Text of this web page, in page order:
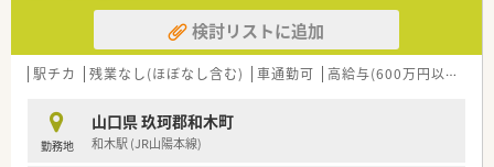
【法人特徴について】
■山口県と広島県に計4店舗を展開しており、地域密着型の運営
を大切にしている安定した法人組織です。
を昼夜問わず支える盤石な体制があります。
■最新のクリーンベンチや在宅専用車両を完備するなど、設備投
資を惜しまず安全な医療を追求しています。
検討リストに追加
駅チカ 残業なし(ほぼなし含む) 車通勤可 高給与(600万円以上)
勤務地
山口県 玖珂郡和木町
和木駅 (JR山陽本線)